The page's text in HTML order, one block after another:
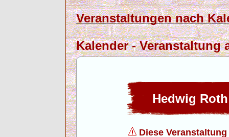
Veranstaltungen nach
Kalender - Veranstaltung
Hedwig
Diese